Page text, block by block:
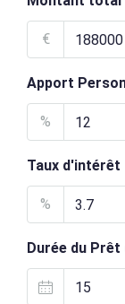
€
Apport
%
Taux d'intérêt
%
Durée du Prêt